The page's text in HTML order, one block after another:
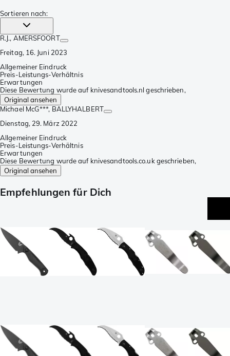
Sortieren nach:
R.J., AMERSFOORT
Freitag, 16. Juni 2023
Allgemeiner Eindruck
Preis-Leistungs-Verhältnis
Erwartungen
Diese Bewertung wurde auf knivesandtools.nl geschrieben,
Original ansehen
Michael McG***, BALLYHALBERT
Dienstag, 29. März 2022
Allgemeiner Eindruck
Preis-Leistungs-Verhältnis
Erwartungen
Diese Bewertung wurde auf knivesandtools.co.uk geschrieben,
Original ansehen
Empfehlungen für Dich